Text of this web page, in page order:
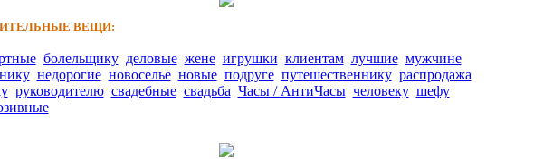
ВЕЩИ:
болельщику деловые жене игрушки клиентам лучшие мужчине
недорогие новоселье новые подруге путешественнику распродажа
руководителю свадебные свадьба Часы / АнтиЧасы человеку шефу